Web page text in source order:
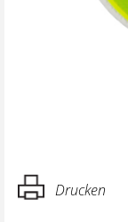
Drucken